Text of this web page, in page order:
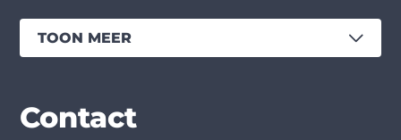
TOON MEER
Diensten
Branches
Contact